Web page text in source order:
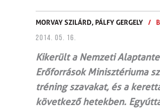
MORVAY SZILÁRD, PÁLFY GERGELY /
2014. 05. 16.
Kikerült a Nemzeti
Erőforrások Minisztériuma
tréning szavakat, és a
következő hetekben.